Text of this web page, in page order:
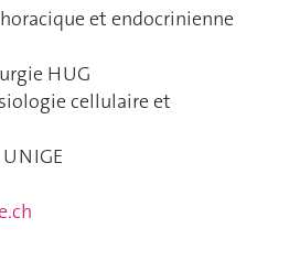
et endocrinienne
HUG
cellulaire et